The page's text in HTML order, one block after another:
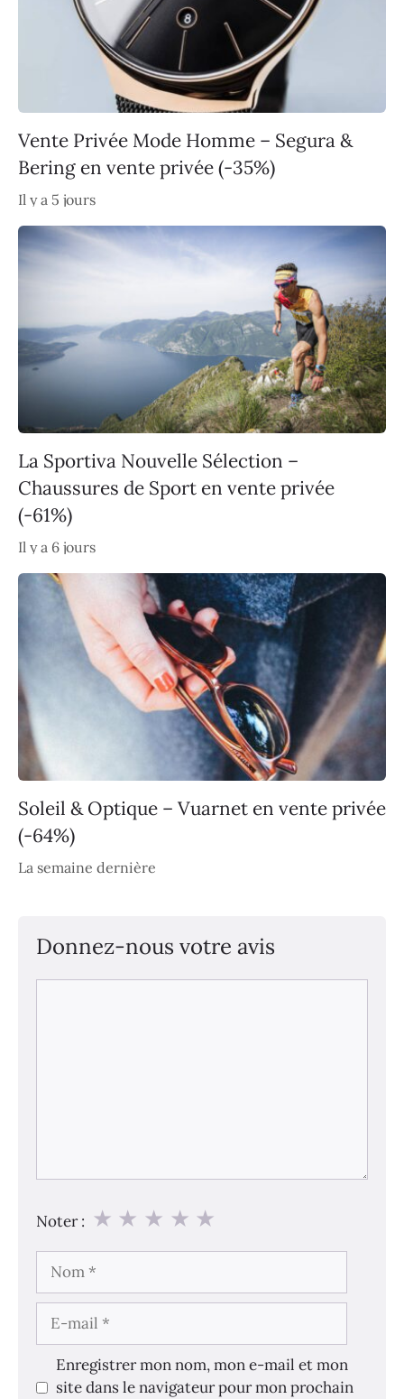
Vente Privée Mode Homme – Segura &
Bering en vente privée (-35%)
Il y a 5 jours
La Sportiva Nouvelle Sélection –
Chaussures de Sport en vente privée
(-61%)
Il y a 6 jours
Soleil & Optique – Vuarnet en vente privée
(-64%)
La semaine dernière
Donnez-nous votre avis
Noter : ★
★
★
★
★
Nom
E-
mail
Enregistrer mon nom, mon e-mail et mon
site dans le navigateur pour mon prochain